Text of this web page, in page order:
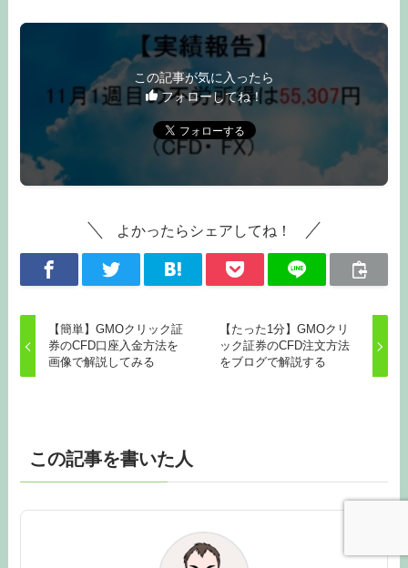
この記事が気に入ったら
フォローしてね！
よかったらシェアしてね！
【簡単】GMOクリック証
券のCFD口座入金方法を
画像で解説してみる
【たった1分】GMOクリ
ック証券のCFD注文方法
をブログで解説する
この記事を書いた人